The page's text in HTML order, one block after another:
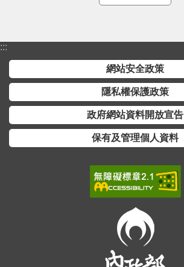
:::
網站安全政策
隱私權保護政策
政府網站資料開放宣告
保有及管理個人資料